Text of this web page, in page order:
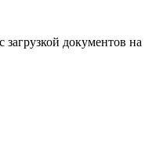
загрузкой документов на